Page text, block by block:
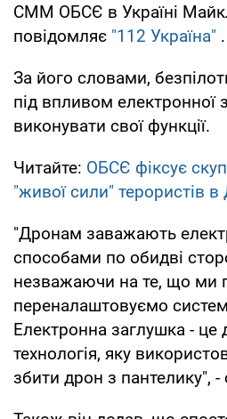
СММ ОБСЄ в Україні
повідомляє "112 Україна" .
За його словами,
під впливом електронної
виконувати свої функції.
Читайте: ОБСЄ фіксує
"живої сили" терористів в
"Дронам заважають
способами по обидві
незважаючи на те, що ми
переналаштовуємо
Електронна заглушка - це
технологія, яку
збити дрон з пантелику",